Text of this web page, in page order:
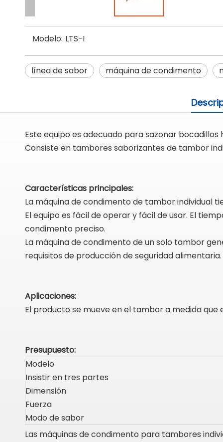
Modelo: LTS-I
línea de sabor máquina de condimento
Este equipo es adecuado para sazonar
Consiste en tambores saborizantes de tambor
Características principales:
La máquina de condimento de tambor individual
El equipo es fácil de operar y fácil de usar. El
condimento preciso.
La máquina de condimento de un solo tambor
requisitos de producción de seguridad alimentaria.
Aplicaciones:
El producto se mueve en el tambor a medida
Presupuesto:
Modelo
Insistir en tres partes
Dimensión
Fuerza
Modo de sabor
Las máquinas de condimento para tambores